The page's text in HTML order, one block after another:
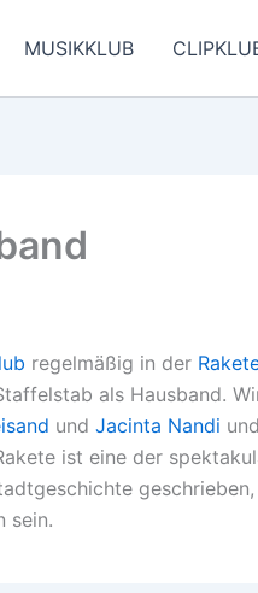
MUSIKKLUB
regelmäßig in der
als Hausband.
und Jacinta Nandi
ist eine der
sein.